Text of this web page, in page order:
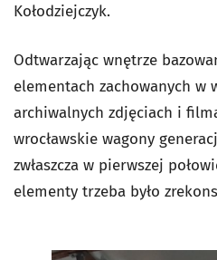
Kołodziejczyk.
Odtwarzając wnętrze
elementach zachowanych w
archiwalnych zdjęciach i
wrocławskie wagony
zwłaszcza w pierwszej
elementy trzeba było